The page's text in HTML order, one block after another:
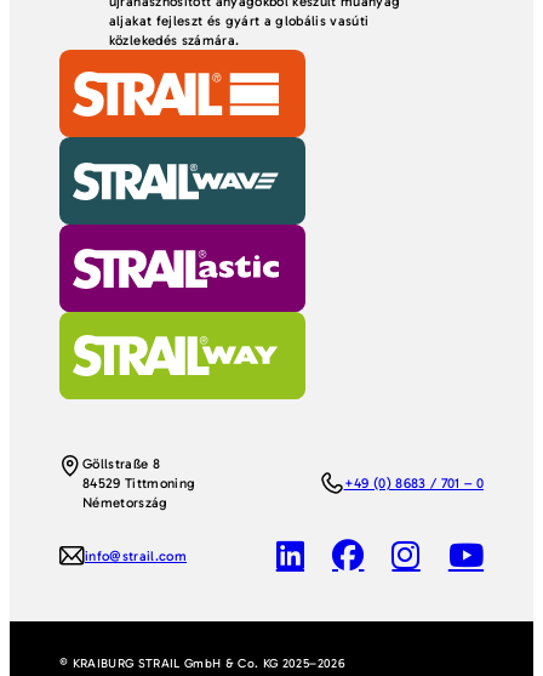
aljakat fejleszt és gyárt a globális vasúti
közlekedés számára.
Göllstraße 8
84529 Tittmoning
Németország
+49 (0) 8683 / 701 – 0
info@strail.com
© KRAIBURG STRAIL GmbH & Co. KG 2025–2026